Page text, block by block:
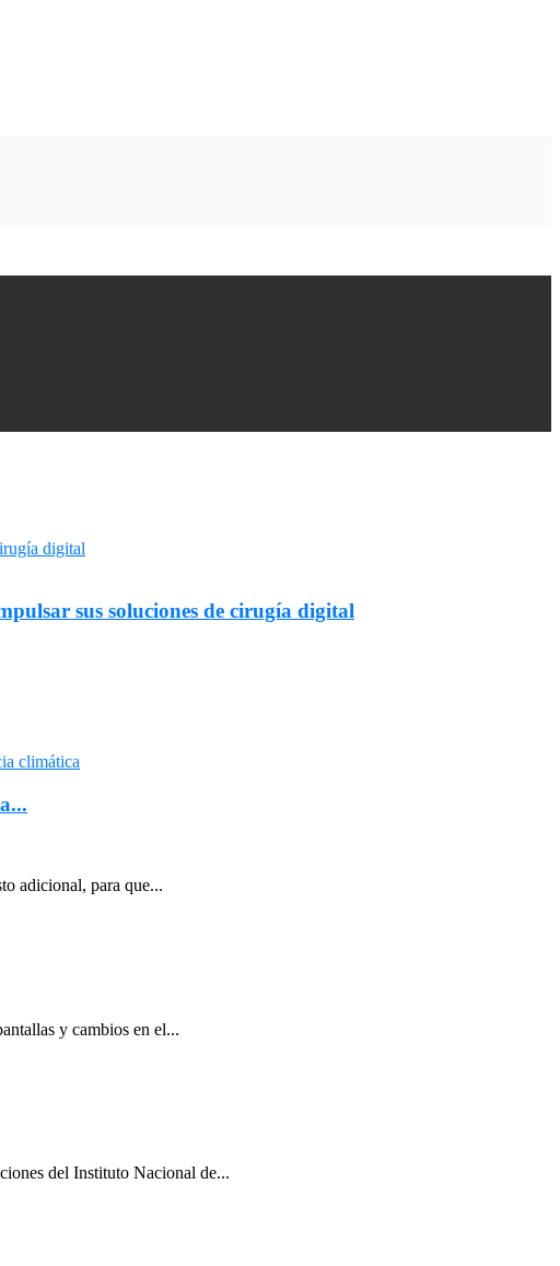
sus soluciones de cirugía digital
adicional, para que...
y cambios en el...
del Instituto Nacional de...